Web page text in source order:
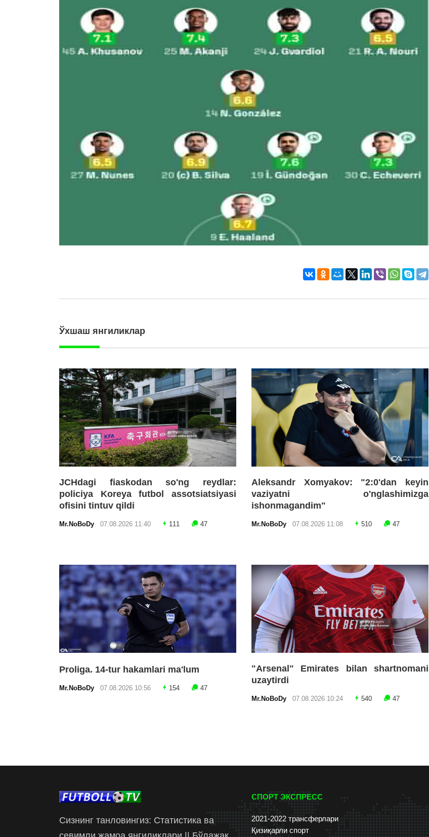
Ўхшаш янгиликлар
JCHdagi fiaskodan so'ng reydlar:
policiya Koreya futbol assotsiatsiyasi
ofisini tintuv qildi
Mr.NoBoDy 07.08.2026 11:40 111 47
Aleksandr Xomyakov: "2:0'dan keyin
vaziyatni o'nglashimizga
ishonmagandim"
Mr.NoBoDy 07.08.2026 11:08 510 47
Proliga. 14-tur hakamlari ma'lum
Mr.NoBoDy 07.08.2026 10:56 154 47
"Arsenal" Emirates bilan shartnomani
uzaytirdi
Mr.NoBoDy 07.08.2026 10:24 540 47
Сизнинг танловингиз: Статистика ва
СПОРТ ЭКСПРЕСС
2021-2022 трансферлари
Қизиқарли спорт